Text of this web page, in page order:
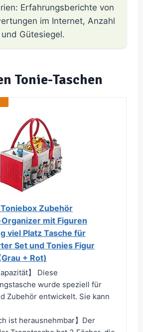
Erfahrungsberichte von
im Internet, Anzahl
Gütesiegel.
Tonie-Taschen
Zubehör
mit Figuren
viel Platz Tasche für
Set und Tonies Figur
+ Rot)
】 Diese
wurde speziell für
Zubehör entwickelt. Sie kann
ist herausnehmbar】Der